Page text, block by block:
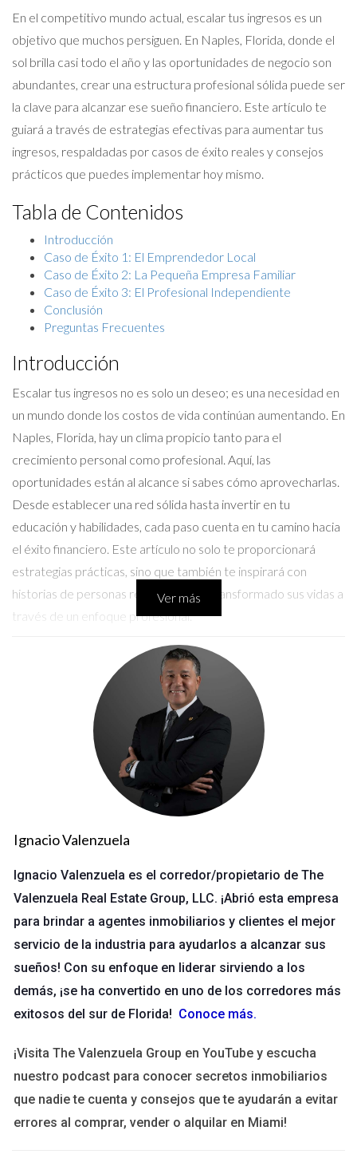
En el competitivo mundo actual, escalar tus ingresos es un
objetivo que muchos persiguen. En Naples, Florida, donde el
sol brilla casi todo el año y las oportunidades de negocio son
abundantes, crear una estructura profesional sólida puede ser
la clave para alcanzar ese sueño financiero. Este artículo te
guiará a través de estrategias efectivas para aumentar tus
ingresos, respaldadas por casos de éxito reales y consejos
prácticos que puedes implementar hoy mismo.
Tabla de Contenidos
Introducción
Caso de Éxito 1: El Emprendedor Local
Caso de Éxito 2: La Pequeña Empresa Familiar
Caso de Éxito 3: El Profesional Independiente
Conclusión
Preguntas Frecuentes
Introducción
Escalar tus ingresos no es solo un deseo; es una necesidad en
un mundo donde los costos de vida continúan aumentando. En
Naples, Florida, hay un clima propicio tanto para el
crecimiento personal como profesional. Aquí, las
oportunidades están al alcance si sabes cómo aprovecharlas.
Desde establecer una red sólida hasta invertir en tu
educación y habilidades, cada paso cuenta en tu camino hacia
el éxito financiero. Este artículo no solo te proporcionará
estrategias prácticas, sino que también te inspirará con
historias de personas reales que han transformado sus vidas a
través de un enfoque profesional.
Caso de Éxito 1: El Emprendedor Local
Uno de los casos más inspiradores en Naples es el de Carlos,
un joven emprendedor que decidió abrir su propia tienda de
productos ecológicos. Al principio, enfrentó muchos desafíos,
desde la falta de capital hasta la competencia feroz. Sin
embargo, Carlos entendió la importancia de tener una
estructura profesional. Se tomó el tiempo para investigar su
mercado y desarrollar un plan de negocios sólido. Carlos se
enfocó en crear una presencia en línea efectiva y utilizó las
Además, asistió a talleres sobre marketing digital y gestión
empresarial. Gracias a su dedicación y esfuerzo constante, su
tienda no solo sobrevivió, sino que prosperó. Hoy en día,
Carlos ha expandido su negocio a varias ubicaciones y ha
aumentado sus ingresos significativamente.
“La clave fue nunca rendirse y siempre aprender
Caso de Éxito 2: La Pequeña Empresa
Familiar
Ver más
Ignacio Valenzuela
Ignacio Valenzuela es el corredor/propietario de The
Valenzuela Real Estate Group, LLC. ¡Abrió esta empresa
para brindar a agentes inmobiliarios y clientes el mejor
servicio de la industria para ayudarlos a alcanzar sus
sueños! Con su enfoque en liderar sirviendo a los
demás, ¡se ha convertido en uno de los corredores más
exitosos del sur de Florida! Conoce más.
¡Visita The Valenzuela Group en YouTube y escucha
nuestro podcast para conocer secretos inmobiliarios
que nadie te cuenta y consejos que te ayudarán a evitar
errores al comprar, vender o alquilar en Miami!